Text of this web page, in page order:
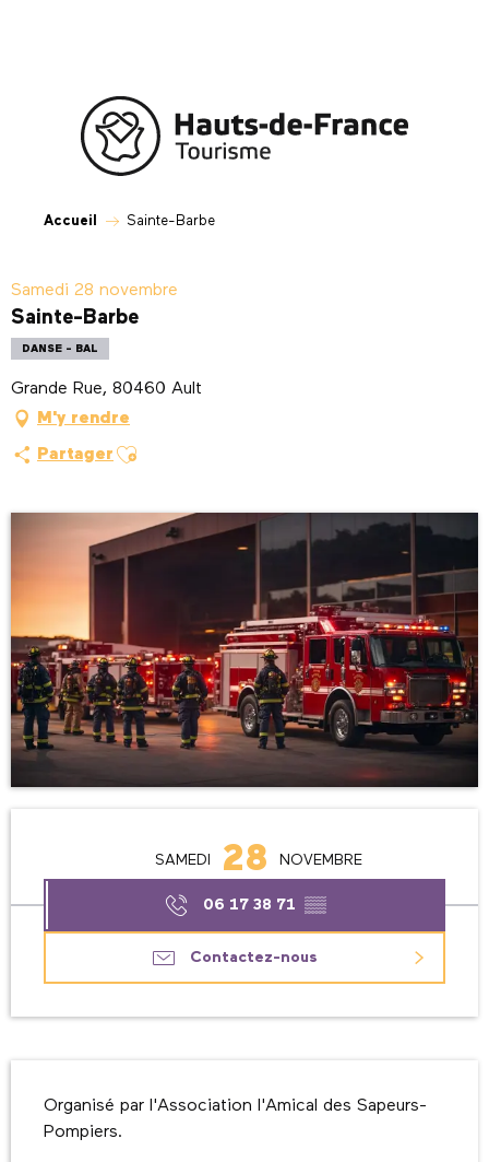
Accueil Sainte-Barbe
Samedi 28 novembre
Sainte-Barbe
DANSE - BAL
Grande Rue, 80460 Ault
M'y rendre
Partager Ajouter aux favoris
SAMEDI 28 NOVEMBRE
06 17 38 71 ▒▒
Contactez-nous
Organisé par l'Association l'Amical des Sapeurs-
Pompiers.